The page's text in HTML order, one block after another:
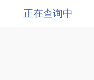
正在查询中